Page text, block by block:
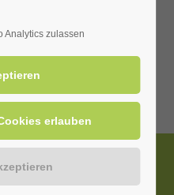
Analytics zulassen